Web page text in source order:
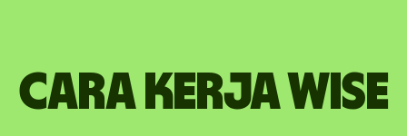
Cara kerja Wise